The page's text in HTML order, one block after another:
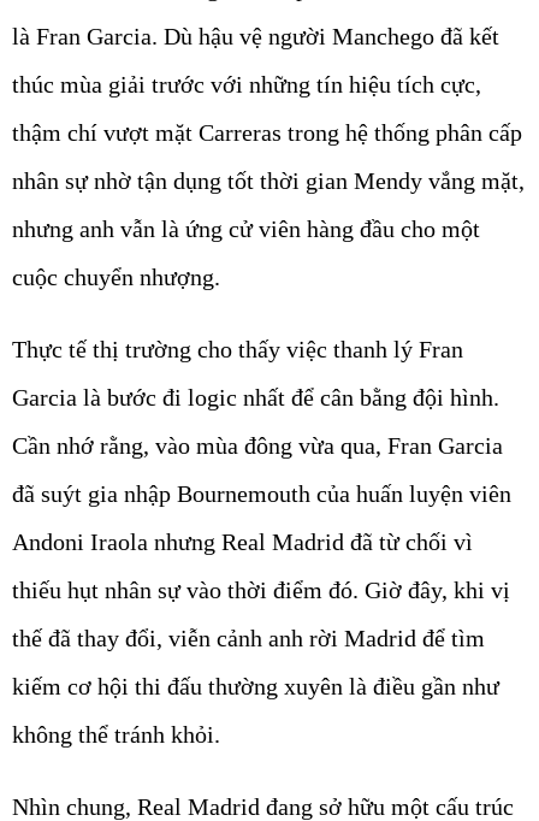
là Fran Garcia. Dù hậu vệ người Manchego đã kết
thúc mùa giải trước với những tín hiệu tích cực,
thậm chí vượt mặt Carreras trong hệ thống phân cấp
nhân sự nhờ tận dụng tốt thời gian Mendy vắng mặt,
nhưng anh vẫn là ứng cử viên hàng đầu cho một
cuộc chuyển nhượng.
Thực tế thị trường cho thấy việc thanh lý Fran
Garcia là bước đi logic nhất để cân bằng đội hình.
Cần nhớ rằng, vào mùa đông vừa qua, Fran Garcia
đã suýt gia nhập Bournemouth của huấn luyện viên
Andoni Iraola nhưng Real Madrid đã từ chối vì
thiếu hụt nhân sự vào thời điểm đó. Giờ đây, khi vị
thế đã thay đổi, viễn cảnh anh rời Madrid để tìm
kiếm cơ hội thi đấu thường xuyên là điều gần như
không thể tránh khỏi.
Nhìn chung, Real Madrid đang sở hữu một cấu trúc